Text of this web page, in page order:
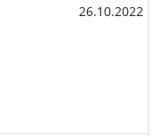
26.10.2022